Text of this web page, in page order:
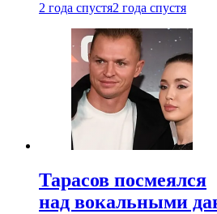
2 года спустя2 года спустя
Тарасов посмеялся
над вокальными